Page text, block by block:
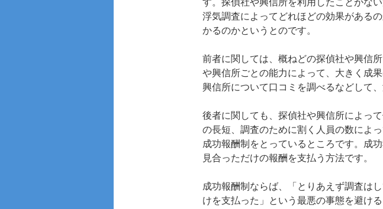
す。探偵社や興信所を利用したことがな
浮気調査によってどれほどの効果がある
かるのかというとのです。
前者に関しては、概ねどの探偵社や興信
や興信所ごとの能力によって、大きく成
興信所について口コミを調べるなどして
後者に関しても、探偵社や興信所によっ
の長短、調査のために割く人員の数によ
成功報酬制をとっているところです。成
見合っただけの報酬を支払う方法です。
成功報酬制ならば、「とりあえず調査は
けを支払った」という最悪の事態を避け